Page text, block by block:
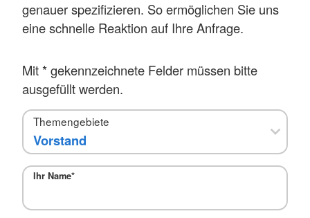
genauer spezifizieren. So ermöglichen Sie uns
eine schnelle Reaktion auf Ihre Anfrage.
Mit * gekennzeichnete Felder müssen bitte
ausgefüllt werden.
Themengebiete
Ihr Name*